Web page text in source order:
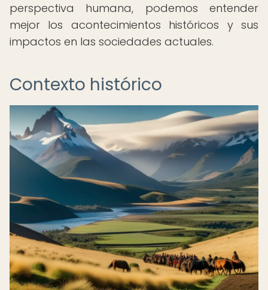
perspectiva humana, podemos entender
mejor los acontecimientos históricos y sus
impactos en las sociedades actuales.
Contexto histórico